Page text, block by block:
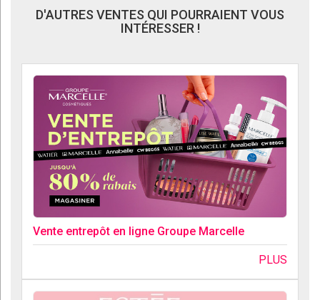
D'AUTRES VENTES QUI POURRAIENT VOUS
INTÉRESSER !
Vente entrepôt en ligne Groupe Marcelle
PLUS